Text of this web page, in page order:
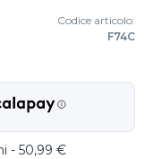
Codice articolo:
F74C
- 50,99 €